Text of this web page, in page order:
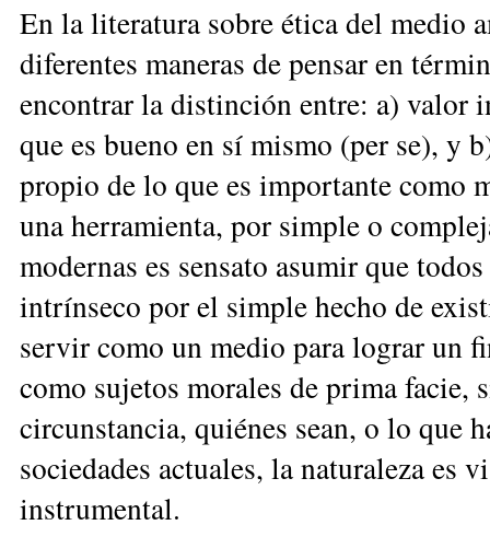
En la literatura sobre ética del medio
diferentes ma­neras de pensar en
encontrar la distinción en­tre: a) valor
que es bueno en sí mismo (per se), y
propio de lo que es importante
una herramienta, por simple o
modernas es sensato asumir que
intrínseco por el simple hecho de
servir como un medio para lograr un
como sujetos morales de prima facie,
circunstancia, quiénes sean, o lo que
sociedades actuales, la naturaleza es
instru­mental.